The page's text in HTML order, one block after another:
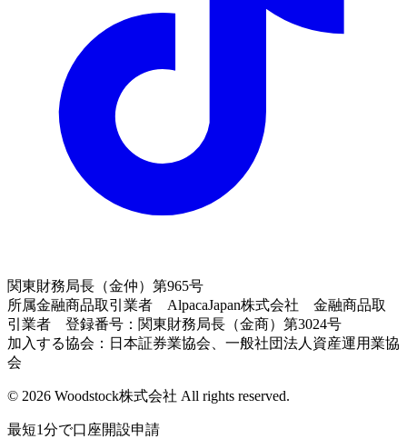
関東財務局長（金仲）第965号
所属金融商品取引業者 AlpacaJapan株式会社 金融商品取
引業者 登録番号：関東財務局長（金商）第3024号
加入する協会：日本証券業協会、一般社団法人資産運用業協
会
© 2026 Woodstock株式会社 All rights reserved.
最短1分で口座開設申請